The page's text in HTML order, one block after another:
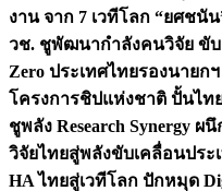
งาน จาก 7 เวทีโลก “ยศชนั
วช. ชูพัฒนากำลังคนวิจัย ขับ
Zero ประเทศไทยรองนายกฯ
โครงการชิปแห่งชาติ ปั้นไท
ชูพลัง Research Synergy
วิจัยไทยสู่พลังขับเคลื่อนประ
HA ไทยสู่เวทีโลก ปักหมุด